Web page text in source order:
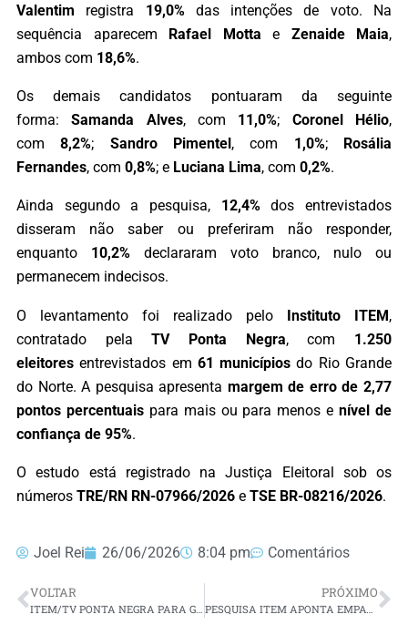
Valentim registra 19,0%das intenções de voto. Na
sequência aparecem Rafael Motta e Zenaide Maia,
ambos com 18,6%.
Os demais candidatos pontuaram da seguinte
forma:Samanda Alves, com 11,0%; Coronel Hélio,
com8,2%; Sandro Pimentel, com 1,0%; Rosália
Fernandes, com 0,8%; e Luciana Lima, com 0,2%.
Ainda segundo a pesquisa, 12,4%dos entrevistados
disseram não saber ou preferiram não responder,
enquanto 10,2% declararam voto branco, nulo ou
permanecem indecisos.
O levantamento foi realizado pelo Instituto ITEM,
contratado pelaTV Ponta Negra, com 1.250
eleitores entrevistados em 61 municípios do Rio Grande
do Norte. A pesquisa apresenta margem de erro de 2,77
pontos percentuaispara mais ou para menos enível de
confiança de 95%.
O estudo está registrado na Justiça Eleitoral sob os
números TRE/RN RN-07966/2026 e TSE BR-08216/2026.
Joel Rei 26/06/2026 8:04 pm Comentários
VOLTAR
ITEM/TV PONTA NEGRA PARA GOVERNO: ALLYSON LIDERA COM 38,8%; ÁLVARO DIAS SOMA 26,2% E CADU XAVIER TEM 16,2%
PRÓXIMO
PESQUISA ITEM APONTA EMPATE TÉCNICO PARA SENADO; RAFAEL MOTTA LIDERA NO SEGUNDO VOTO